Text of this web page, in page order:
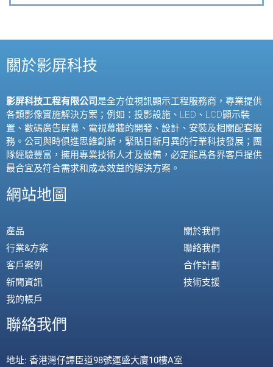
關於影屏科技
影屏科技工程有限公司是全方位視訊顯示工程服務商，專業提供
各類影像實施解決方案；例如：投影設施、 LED 、 LCD顯示裝
置、數碼廣告屏幕、電視幕牆的開發、設計、安裝及相關配套服
務。公司與時俱進思維創新，緊貼日新月異的行業科技發展；團
隊經驗豐富，擁用專業技術人才及設備，必定能爲各界客戶提供
最合宜及符合需求和成本效益的解決方案。
網站地圖
產品
行業&方案
客戶案例
新聞資訊
我的帳戶
關於我們
聯絡我們
合作計劃
技術支援
聯絡我們
地址: 香港灣仔譚臣道98號運盛大廈10樓A室